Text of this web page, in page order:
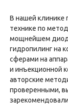
В нашей клинике
технике по
мощнейшем
гидропилинг на
сферами на
и инъекционной
авторские
проверенными,